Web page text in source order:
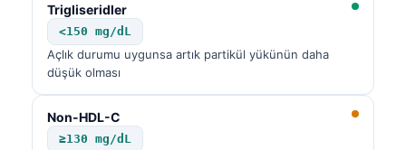
Trigliseridler
<150 mg/dL
Açlık durumu uygunsa artık partikül yükünün daha
düşük olması
Non-HDL-C
≥130 mg/dL